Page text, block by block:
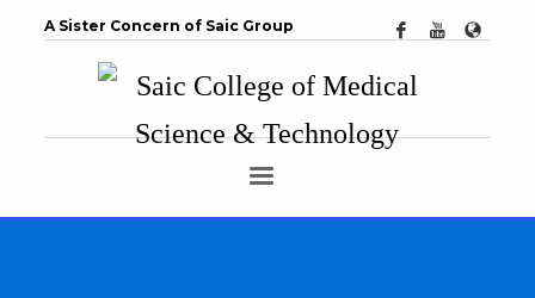
A Sister Concern of Saic Group